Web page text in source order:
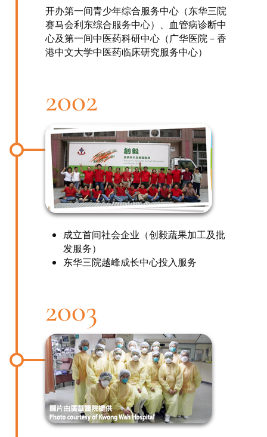
开办第一间青少年综合服务中心（东华三院
赛马会利东综合服务中心）、血管病诊断中
心及第一间中医药科研中心（广华医院－香
港中文大学中医药临床研究服务中心）
2002
成立首间社会企业（创毅蔬果加工及批
发服务）
东华三院越峰成长中心投入服务
2003